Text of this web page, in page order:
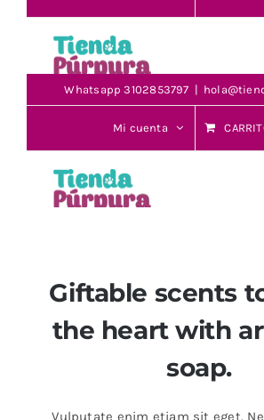
Giftable scents
the heart with
soap.
Vulputate enim etiam sit eget.